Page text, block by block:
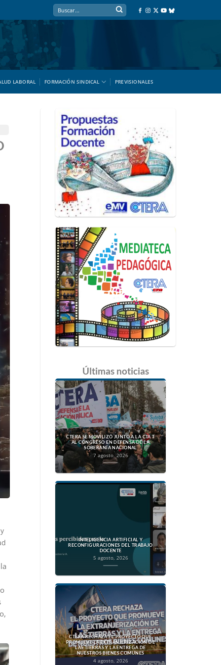
LABORAL FORMACIÓN SINDICAL PREVISIONALES
Últimas noticias
CTERA SE MOVILIZÓ JUNTO A LA CTA T
AL CONGRESO EN DEFENSA DE LA
SOBERANÍA NACIONAL
7 agosto, 2026
INTELIGENCIA ARTIFICIAL Y
RECONFIGURACIONES DEL TRABAJO
DOCENTE
5 agosto, 2026
CTERA RECHAZA EL PROYECTO QUE
PROMUEVE LA EXTRANJERIZACIÓN DE
LAS TIERRAS Y LA ENTREGA DE
NUESTROS BIENES COMUNES
4 agosto, 2026